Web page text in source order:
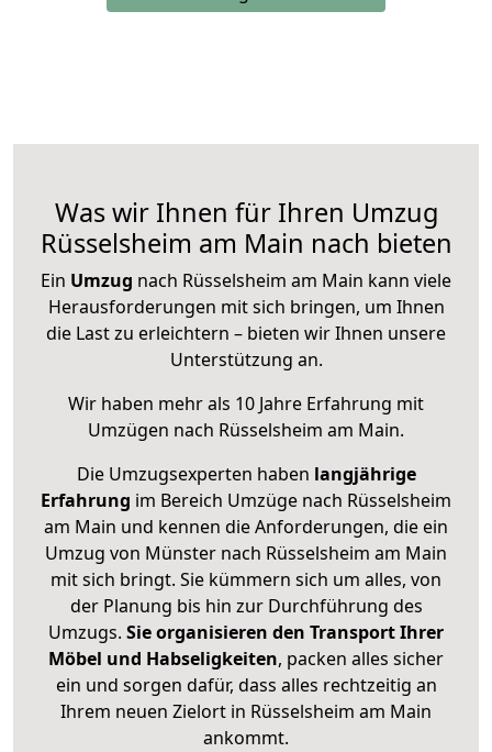
Was wir Ihnen für Ihren Umzug
Rüsselsheim am Main nach bieten
Ein Umzug nach Rüsselsheim am Main kann viele
Herausforderungen mit sich bringen, um Ihnen
die Last zu erleichtern – bieten wir Ihnen unsere
Unterstützung an.
Wir haben mehr als 10 Jahre Erfahrung mit
Umzügen nach Rüsselsheim am Main.
Die Umzugsexperten haben langjährige
Erfahrung im Bereich Umzüge nach Rüsselsheim
am Main und kennen die Anforderungen, die ein
Umzug von Münster nach Rüsselsheim am Main
mit sich bringt. Sie kümmern sich um alles, von
der Planung bis hin zur Durchführung des
Umzugs. Sie organisieren den Transport Ihrer
Möbel und Habseligkeiten, packen alles sicher
ein und sorgen dafür, dass alles rechtzeitig an
Ihrem neuen Zielort in Rüsselsheim am Main
ankommt.